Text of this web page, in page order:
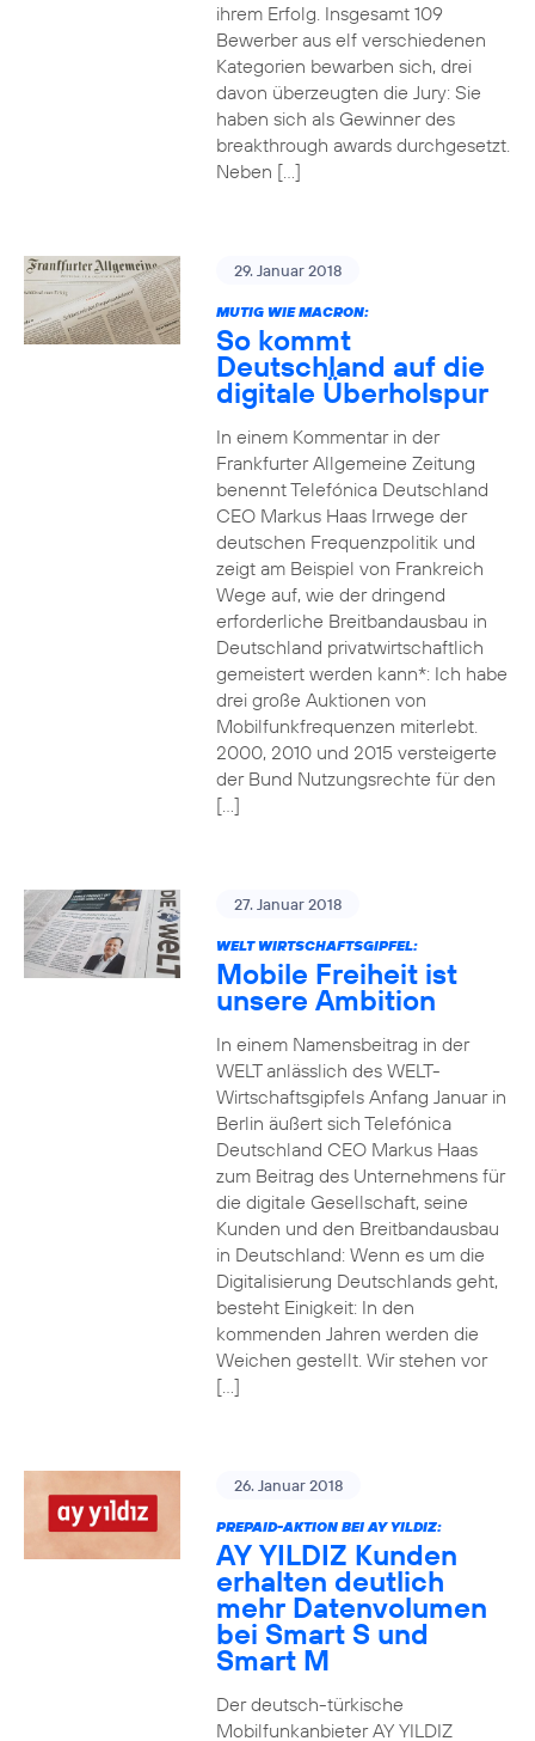
ihrem Erfolg. Insgesamt 109
Bewerber aus elf verschiedenen
Kategorien bewarben sich, drei
davon überzeugten die Jury: Sie
haben sich als Gewinner des
breakthrough awards durchgesetzt.
Neben […]
29. Januar 2018
MUTIG WIE MACRON:
So kommt
Deutschland auf die
digitale Überholspur
In einem Kommentar in der
Frankfurter Allgemeine Zeitung
benennt Telefónica Deutschland
CEO Markus Haas Irrwege der
deutschen Frequenzpolitik und
zeigt am Beispiel von Frankreich
Wege auf, wie der dringend
erforderliche Breitbandausbau in
Deutschland privatwirtschaftlich
gemeistert werden kann*: Ich habe
drei große Auktionen von
Mobilfunkfrequenzen miterlebt.
2000, 2010 und 2015 versteigerte
der Bund Nutzungsrechte für den
[…]
27. Januar 2018
WELT WIRTSCHAFTSGIPFEL:
Mobile Freiheit ist
unsere Ambition
In einem Namensbeitrag in der
WELT anlässlich des WELT-
Wirtschaftsgipfels Anfang Januar in
Berlin äußert sich Telefónica
Deutschland CEO Markus Haas
zum Beitrag des Unternehmens für
die digitale Gesellschaft, seine
Kunden und den Breitbandausbau
in Deutschland: Wenn es um die
Digitalisierung Deutschlands geht,
besteht Einigkeit: In den
kommenden Jahren werden die
Weichen gestellt. Wir stehen vor
[…]
26. Januar 2018
PREPAID-AKTION BEI AY YILDIZ:
AY YILDIZ Kunden
erhalten deutlich
mehr Datenvolumen
bei Smart S und
Smart M
Der deutsch-türkische
Mobilfunkanbieter AY YILDIZ